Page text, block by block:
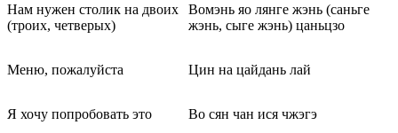
Нам нужен столик на двоих
(троих, четверых)
Вомэнь яо лянге жэнь (саньге
жэнь, сыге жэнь) цаньцзо
Меню, пожалуйста Цин на цайдань лай
Я хочу попробовать это Во сян чан ися чжэгэ